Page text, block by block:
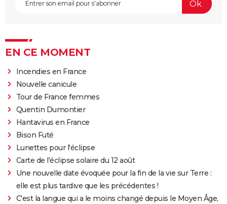
EN CE MOMENT
Incendies en France
Nouvelle canicule
Tour de France femmes
Quentin Dumontier
Hantavirus en France
Bison Futé
Lunettes pour l'éclipse
Carte de l'éclipse solaire du 12 août
Une nouvelle date évoquée pour la fin de la vie sur Terre :
elle est plus tardive que les précédentes !
C'est la langue qui a le moins changé depuis le Moyen Âge,